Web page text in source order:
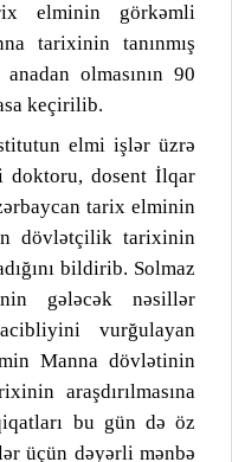
elminin görkəmli
tarixinin tanınmış
anadan olmasının 90
keçirilib.
elmi işlər üzrə
dosent İlqar
tarix elminin
dövlətçilik tarixinin
bildirib. Solmaz
gələcək nəsillər
vurğulayan
Manna dövlətinin
araşdırılmasına
bu gün də öz
üçün dəyərli mənbə